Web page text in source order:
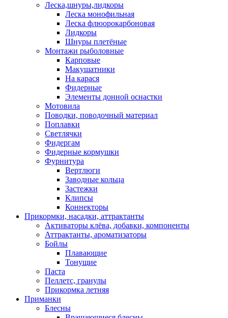
Леска,шнуры,лидкоры
Леска монофильная
Леска флюорокарбоновая
Лидкоры
Шнуры плетёные
Монтажи рыболовные
Карповые
Макушатники
На карася
Фидерные
Элементы донной оснастки
Мотовила
Поводки, поводочный материал
Поплавки
Светлячки
Фидергам
Фидерные кормушки
Фурнитура
Вертлюги
Заводные кольца
Застежки
Клипсы
Коннекторы
Прикормки, насадки, аттрактанты
Активаторы клёва, добавки, компоненты
Аттрактанты, ароматизаторы
Бойлы
Плавающие
Тонущие
Паста
Пеллетс, гранулы
Прикормка летняя
Приманки
Блесны